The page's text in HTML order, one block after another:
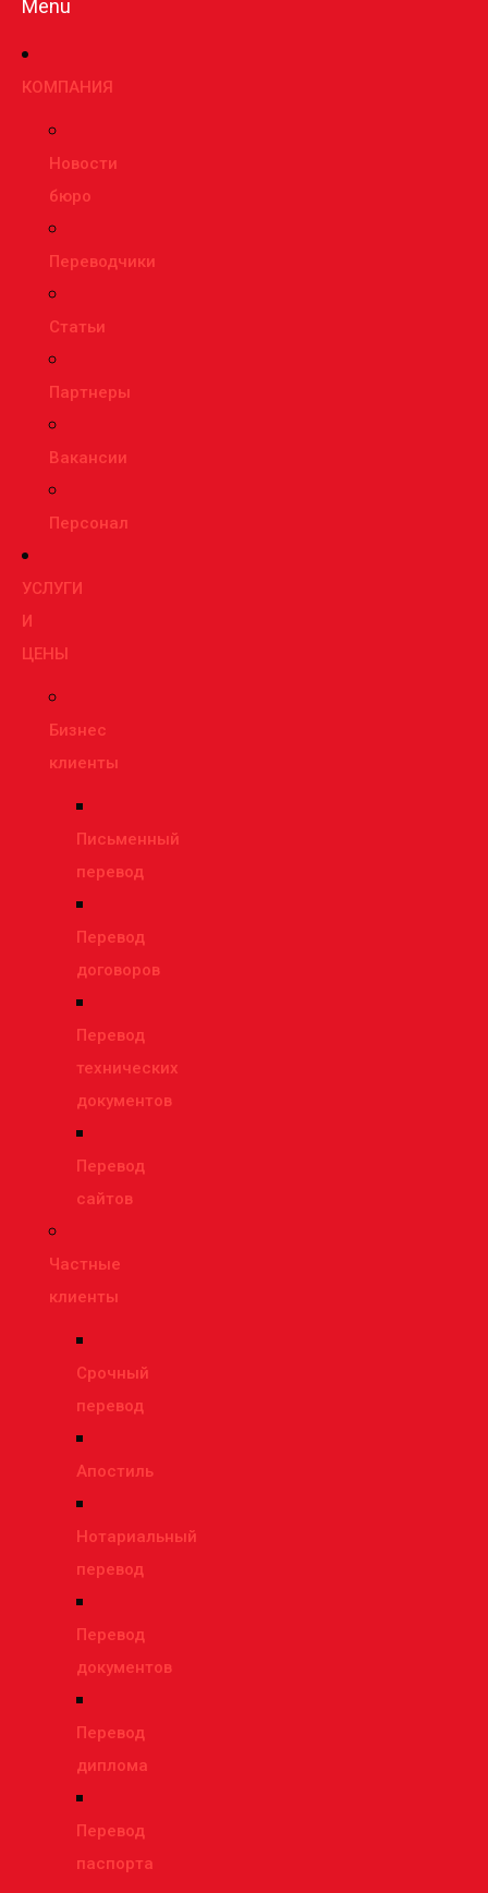
Menu
КОМПАНИЯ
Новости
бюро
Переводчики
Статьи
Партнеры
Вакансии
Персонал
УСЛУГИ
И
ЦЕНЫ
Бизнес
клиенты
Письменный
перевод
Перевод
договоров
Перевод
технических
документов
Перевод
сайтов
Частные
клиенты
Срочный
перевод
Апостиль
Нотариальный
перевод
Перевод
документов
Перевод
диплома
Перевод
паспорта